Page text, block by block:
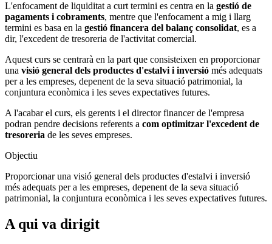
L'enfocament de liquiditat a curt termini es centra en la gestió de
pagaments i cobraments, mentre que l'enfocament a mig i llarg
termini es basa en la gestió financera del balanç consolidat, es a
dir, l'excedent de tresoreria de l'activitat comercial.
Aquest curs se centrarà en la part que consisteixen en proporcionar
una visió general dels productes d'estalvi i inversió més adequats
per a les empreses, depenent de la seva situació patrimonial, la
conjuntura econòmica i les seves expectatives futures.
A l'acabar el curs, els gerents i el director financer de l'empresa
podran pendre decisions referents a com optimitzar l'excedent de
tresoreria de les seves empreses.
Objectiu
Proporcionar una visió general dels productes d'estalvi i inversió
més adequats per a les empreses, depenent de la seva situació
patrimonial, la conjuntura econòmica i les seves expectatives futures.
A qui va dirigit